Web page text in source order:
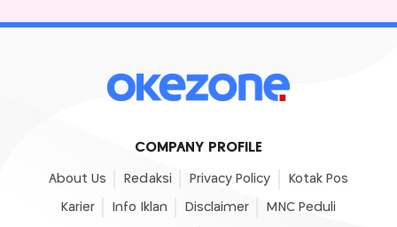
COMPANY PROFILE
About Us Redaksi Privacy Policy Kotak Pos
Karier Info Iklan Disclaimer MNC Peduli